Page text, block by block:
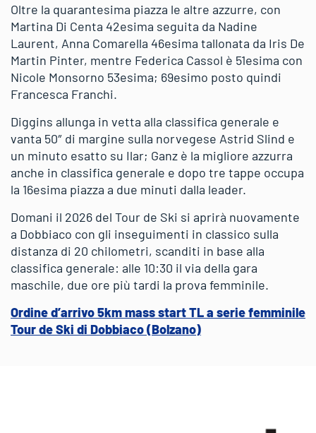
Oltre la quarantesima piazza le altre azzurre, con
Martina Di Centa 42esima seguita da Nadine
Laurent, Anna Comarella 46esima tallonata da Iris De
Martin Pinter, mentre Federica Cassol è 51esima con
Nicole Monsorno 53esima; 69esimo posto quindi
Francesca Franchi.
Diggins allunga in vetta alla classifica generale e
vanta 50″ di margine sulla norvegese Astrid Slind e
un minuto esatto su Ilar; Ganz è la migliore azzurra
anche in classifica generale e dopo tre tappe occupa
la 16esima piazza a due minuti dalla leader.
Domani il 2026 del Tour de Ski si aprirà nuovamente
a Dobbiaco con gli inseguimenti in classico sulla
distanza di 20 chilometri, scanditi in base alla
classifica generale: alle 10:30 il via della gara
maschile, due ore più tardi la prova femminile.
Ordine d’arrivo 5km mass start TL a serie femminile
Tour de Ski di Dobbiaco (Bolzano)